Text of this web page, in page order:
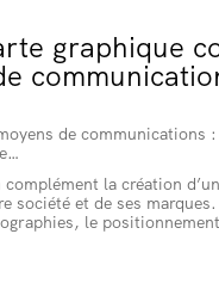
graphique
de communications :
complément la création
société et de ses
le